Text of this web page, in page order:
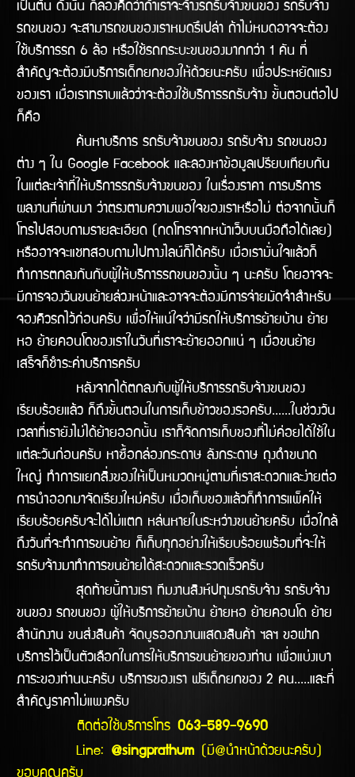
เป็นต้น ดังนั้น ก็ลองคิดว่าถ้าเราจะจ้างรถรับจ้างขนของ รถรับจ้าง
รถขนของ จะสามารถขนของเราหมดรึเปล่า ถ้าไม่หมดอาจจะต้อง
ใช้บริการรถ 6 ล้อ หรือใช้รถกระบะขนของมากกว่า 1 คัน ที่
สำคัญจะต้องมีบริการเด็กยกของให้ด้วยนะครับ เพื่อประหยัดแรง
ของเรา เมื่อเราทราบแล้วว่าจะต้องใช้บริการรถรับจ้าง ขั้นตอนต่อไป
ก็คือ
ค้นหาบริการ รถรับจ้างขนของ รถรับจ้าง รถขนของ
ต่าง ๆ ใน Google Facebook และลองหาข้อมูลเปรียบเทียบกัน
ในแต่ละเจ้าที่ให้บริการรถรับจ้างขนของ ในเรื่องราคา การบริการ
ผลงานทีี่ผ่านมา ว่าตรงตามความพอใจของเราหรือไม่ ต่อจากนั้นก็
โทรไปสอบถามรายละเอียด (กดโทรจากหน้าเว็บบนมือถือได้เลย)
หรืออาจจะแชทสอบถามไปทางไลน์ก็ได้ครับ เมื่อเรามั่นใจแล้วก็
ทำการตกลงกันกับผู้ให้บริการรถขนของนั้น ๆ นะครับ โดยอาจจะ
มีการจองวันขนย้ายล่วงหน้าและอาจจะต้องมีการจ่ายมัดจำสำหรับ
จองคิวรถไว้ก่อนครับ เพื่อให้แน่ใจว่ามีรถให้บริิการย้ายบ้าน ย้าย
หอ ย้ายคอนโดของเราในวันทีี่เราจะย้ายออกแน่ ๆ เมื่อขนย้าย
เสร็จก็ชำระค่าบริการครับ
หลังจากได้ตกลงกับผู้ให้บริการรถรับจ้างขนของ
เรียบร้อยแล้ว ก็ถึงขั้นตอนในการเก็บข้าวของรอครับ......ในช่วงวัน
เวลาที่เรายังไม่ได้ย้ายออกนั้น เราก็จัดการเก็บของที่ไม่ค่อยได้ใช้ใน
แต่ละวันก่อนครับ หาซื้อกล่องกระดาษ ลังกระดาษ ถุงดำขนาด
ใหญ่ ทำการแยกสิ่งของให้เป็นหมวดหมู่ตามที่เราสะดวกและง่ายต่อ
การนำออกมาจัดเรียงใหม่ครับ เมื่อเก็บของแล้วก็ทำการแพ็คให้
เรียบร้อยครับจะได้ไม่แตก หล่นหายในระหว่างขนย้ายครับ เมื่อใกล้
ถึงวันที่จะทำการขนย้าย ก็เก็บทุกอย่างให้เรียบร้อยพร้อมที่จะให้
รถรับจ้างมาทำการขนย้ายได้สะดวกและรวดเร็วครับ
สุดท้ายนี้ทางเรา ทีมงานสิงห์ปทุมรถรับจ้าง รถรับจ้าง
ขนของ รถขนของ ผู้ให้บริการย้ายบ้าน ย้ายหอ ย้ายคอนโด ย้าย
สำนักงาน ขนส่งสินค้า จัดบูธออกงานแสดงสินค้า ฯลฯ ขอฝาก
บริการไว้เป็นตัวเลือกในการให้บริการขนย้ายของท่าน เพื่อแบ่งเบา
ภาระของท่านนะครับ บริการของเรา ฟรีเด็กยกของ 2 คน.....และที่
สำคัญราคาไม่แพงครับ
ติดต่อใช้บริการโทร 063-589-9690
Line: @singprathum (มี@นำหน้าด้วยนะครับ)
ขอบคุณครับ